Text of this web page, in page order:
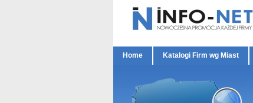
Home Katalogi Firm wg Miast